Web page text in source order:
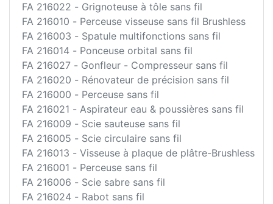
FA 216022 - Grignoteuse à tôle sans fil
FA 216010 - Perceuse visseuse sans fil Brushless
FA 216003 - Spatule multifonctions sans fil
FA 216014 - Ponceuse orbital sans fil
FA 216027 - Gonfleur - Compresseur sans fil
FA 216020 - Rénovateur de précision sans fil
FA 216000 - Perceuse sans fil
FA 216021 - Aspirateur eau & poussières sans fil
FA 216009 - Scie sauteuse sans fil
FA 216005 - Scie circulaire sans fil
FA 216013 - Visseuse à plaque de plâtre-Brushless
FA 216001 - Perceuse sans fil
FA 216006 - Scie sabre sans fil
FA 216024 - Rabot sans fil